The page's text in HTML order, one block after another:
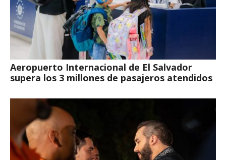
Aeropuerto Internacional de El Salvador
supera los 3 millones de pasajeros atendidos